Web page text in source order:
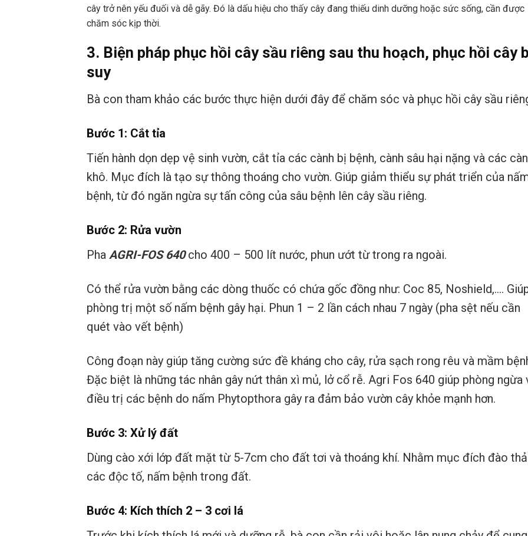
cây trở nên yếu đuối và dễ gãy. Đó là dấu hiệu cho thấy cây đang thiếu dinh dưỡng hoặc sức sống, cần được
chăm sóc kịp thời.
3. Biện pháp phục hồi cây sầu riêng sau thu hoạch, phục hồi cây
suy
Bà con tham khảo các bước thực hiện dưới đây để chăm sóc và phục hồi cây sầu
Bước 1: Cắt tỉa
Tiến hành dọn dẹp vệ sinh vườn, cắt tỉa các cành bị bệnh, cành sâu hại nặng và các
khô. Mục đích là tạo sự thông thoáng cho vườn. Giúp giảm thiểu sự phát triển của
bệnh, từ đó ngăn ngừa sự tấn công của sâu bệnh lên cây sầu riêng.
Bước 2: Rửa vườn
Pha AGRI-FOS 640 cho 400 – 500 lít nước, phun ướt từ trong ra ngoài.
Có thể rửa vườn bằng các dòng thuốc có chứa gốc đồng như: Coc 85, Noshield,….
phòng trị một số nấm bệnh gây hại. Phun 1 – 2 lần cách nhau 7 ngày (pha sệt nếu cần
quét vào vết bệnh)
Công đoạn này giúp tăng cường sức đề kháng cho cây, rửa sạch rong rêu và mầm
Đặc biệt là những tác nhân gây nứt thân xì mủ, lở cổ rễ. Agri Fos 640 giúp phòng ngừa
điều trị các bệnh do nấm Phytopthora gây ra đảm bảo vườn cây khỏe mạnh hơn.
Bước 3: Xử lý đất
Dùng cào xới lớp đất mặt từ 5-7cm cho đất tơi và thoáng khí. Nhằm mục đích đào
các độc tố, nấm bệnh trong đất.
Bước 4: Kích thích 2 – 3 cơi lá